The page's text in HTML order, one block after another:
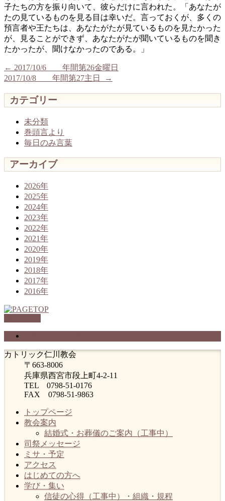
子たちの方を振り向いて、彼らだけに言われた。「あなたが
たの見ているものを見る目は幸いだ。言っておくが、多くの
預言者や王たちは、あなたがたが見ているものを見たかった
が、見ることができず、あなたがたが聞いているものを聞き
たかったが、聞けなかったのである。」
← 2017/10/6 年間第26金曜日
2017/10/8 年間第27主日
→
カテゴリー
未分類
巻頭言より
毎日のみ言葉
アーカイブ
2026年
2025年
2024年
2023年
2022年
2021年
2020年
2019年
2018年
2017年
2016年
カトリック仁川教会
〒663-8006
兵庫県西宮市段上町4-2-11
TEL 0798-51-0176
FAX 0798-51-9863
トップページ
教会案内
結婚式・お葬儀のご案内（工事中）
司祭メッセージ
ミサ・予定
アクセス
はじめての方へ
学び・集い
信徒の心得（工事中）・組織・規程